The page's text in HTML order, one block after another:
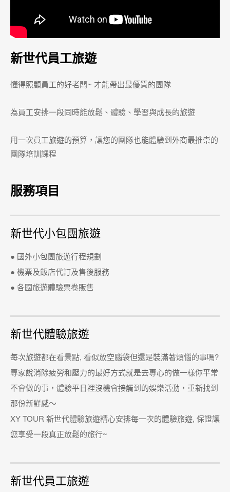
新世代員工旅遊
懂得照顧員工的好老闆~ 才能帶出最優質的團隊
為員工安排一段同時能放鬆、體驗、學習與成長的旅遊
用一次員工旅遊的預算，讓您的團隊也能體驗到外商最推崇的
團隊培訓課程
服務項目
新世代小包團旅遊
● 國外小包團旅遊行程規劃
● 機票及飯店代訂及售後服務
● 各國旅遊體驗票卷販售
新世代體驗旅遊
每次旅遊都在看景點, 看似放空腦袋但還是裝滿著煩惱的事嗎?
專家說消除疲勞和壓力的最好方式就是去專心的做一樣你平常
不會做的事，體驗平日裡沒機會接觸到的娛樂活動，重新找到
那份新鮮感～
XY TOUR 新世代體驗旅遊精心安排每一次的體驗旅遊, 保證讓
您享受一段真正放鬆的旅行~
新世代員工旅遊